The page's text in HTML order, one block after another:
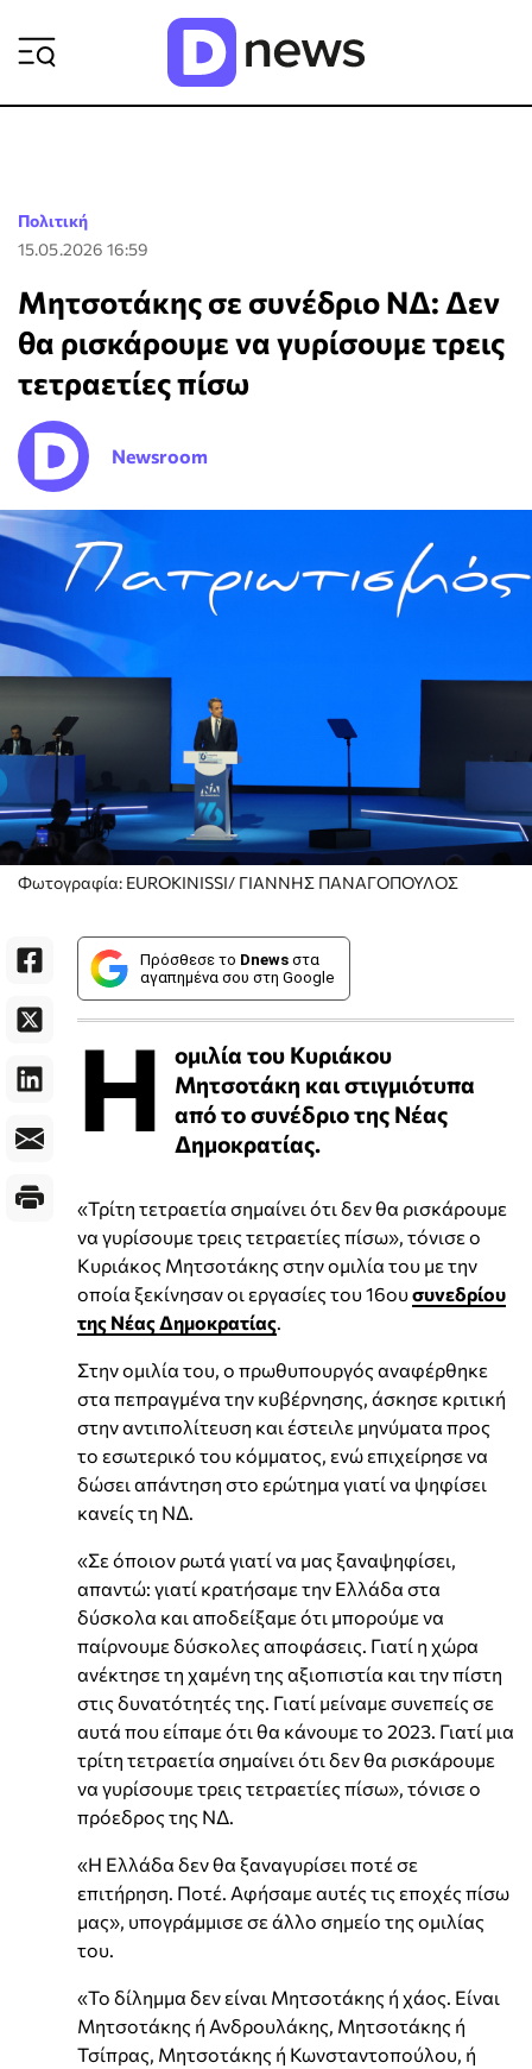
Πολιτική
15.05.2026 16:59
Μητσοτάκης σε συνέδριο ΝΔ: Δεν
θα ρισκάρουμε να γυρίσουμε τρεις
τετραετίες πίσω
Newsroom
Φωτογραφία: EUROKINISSI/ ΓΙΑΝΝΗΣ ΠΑΝΑΓΟΠΟΥΛΟΣ
Πρόσθεσε το Dnews στα
αγαπημένα σου στη Google
Η
ομιλία του Κυριάκου
Μητσοτάκη και στιγμιότυπα
από το συνέδριο της Νέας
Δημοκρατίας.
«Τρίτη τετραετία σημαίνει ότι δεν θα ρισκάρουμε
να γυρίσουμε τρεις τετραετίες πίσω», τόνισε ο
Κυριάκος Μητσοτάκης στην ομιλία του με την
οποία ξεκίνησαν οι εργασίες του 16ουσυνεδρίου
της Νέας Δημοκρατίας
Στην ομιλία του, ο πρωθυπουργός αναφέρθηκε
στα πεπραγμένα την κυβέρνησης, άσκησε κριτική
στην αντιπολίτευση και έστειλε μηνύματα προς
το εσωτερικό του κόμματος, ενώ επιχείρησε να
δώσει απάντηση στο ερώτημα γιατί να ψηφίσει
κανείς τη ΝΔ.
«Σε όποιον ρωτά γιατί να μας ξαναψηφίσει,
απαντώ: γιατί κρατήσαμε την Ελλάδα στα
δύσκολα και αποδείξαμε ότι μπορούμε να
παίρνουμε δύσκολες αποφάσεις. Γιατί η χώρα
ανέκτησε τη χαμένη της αξιοπιστία και την πίστη
στις δυνατότητές της. Γιατί μείναμε συνεπείς σε
αυτά που είπαμε ότι θα κάνουμε το 2023. Γιατί μια
τρίτη τετραετία σημαίνει ότι δεν θα ρισκάρουμε
να γυρίσουμε τρεις τετραετίες πίσω», τόνισε ο
πρόεδρος της ΝΔ.
«Η Ελλάδα δεν θα ξαναγυρίσει ποτέ σε
επιτήρηση. Ποτέ. Αφήσαμε αυτές τις εποχές πίσω
μας», υπογράμμισε σε άλλο σημείο της ομιλίας
του.
«Το δίλημμα δεν είναι Μητσοτάκης ή χάος. Είναι
Μητσοτάκης ή Ανδρουλάκης, Μητσοτάκης ή
Τσίπρας, Μητσοτάκης ή Κωνσταντοπούλου, ή